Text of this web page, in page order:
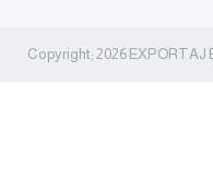
Copyright; 2026